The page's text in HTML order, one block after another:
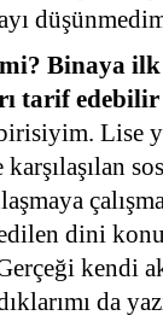
Binaya
tarif
Lise
karşılaşılan
dini
kendi
da